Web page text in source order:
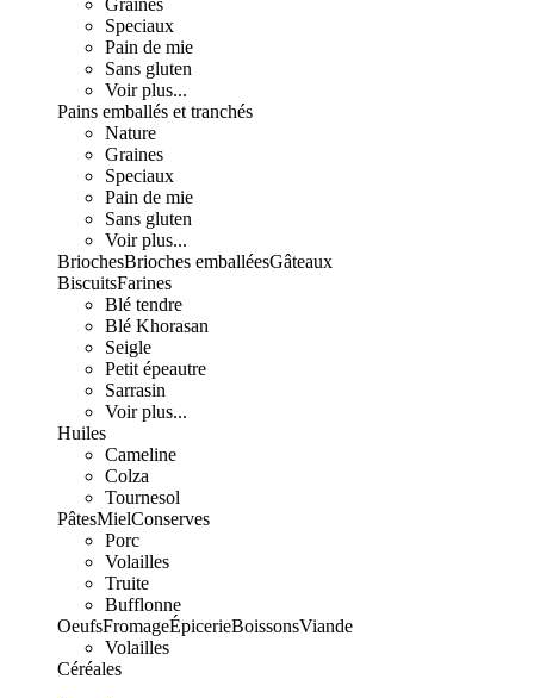
Graines
Speciaux
Pain de mie
Sans gluten
Voir plus...
Pains emballés et tranchés
Nature
Graines
Speciaux
Pain de mie
Sans gluten
Voir plus...
BriochesBrioches emballéesGâteaux
BiscuitsFarines
Blé tendre
Blé Khorasan
Seigle
Petit épeautre
Sarrasin
Voir plus...
Huiles
Cameline
Colza
Tournesol
PâtesMielConserves
Porc
Volailles
Truite
Bufflonne
OeufsFromageÉpicerieBoissonsViande
Volailles
Céréales